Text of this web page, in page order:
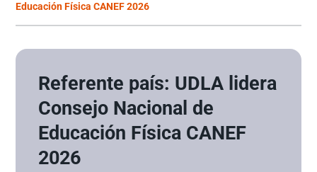
Educación Física CANEF 2026
Referente país: UDLA lidera
Consejo Nacional de
Educación Física CANEF
2026